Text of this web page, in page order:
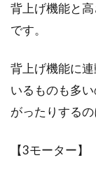
背上げ機能と
です。
背上げ機能に
いるものも多
がったりする
【3モーター】